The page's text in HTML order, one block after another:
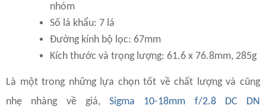
nhóm
Số lá khẩu: 7 lá
Đường kính bộ lọc: 67mm
Kích thước và trọng lượng: 61.6 x 76.8mm, 285g
Là một trong những lựa chọn tốt về chất lượng và cũng
nhẹ nhàng về giá, Sigma 10-18mm f/2.8 DC DN